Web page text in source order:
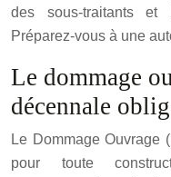
des sous-traitants et
Préparez-vous à une
Le dommage
décennale
Le Dommage Ouvrage
pour toute